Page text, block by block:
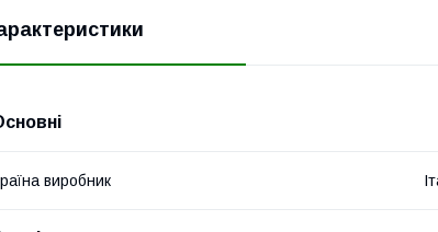
виробник